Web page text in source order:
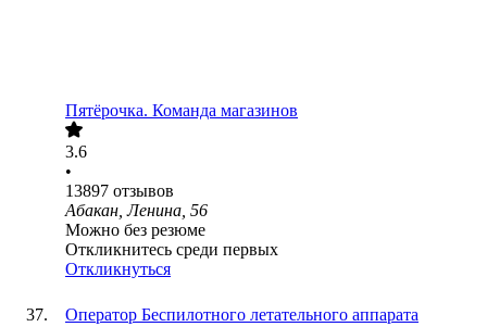
Пятёрочка. Команда магазинов
3.6
•
13897 отзывов
Абакан, Ленина, 56
Можно без резюме
Откликнитесь среди первых
Откликнуться
Оператор Беспилотного летательного аппарата